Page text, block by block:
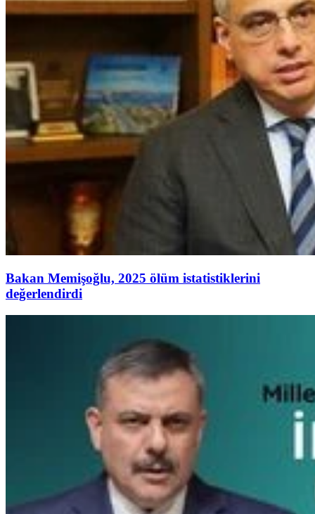
Bakan Memişoğlu, 2025 ölüm istatistiklerini
değerlendirdi